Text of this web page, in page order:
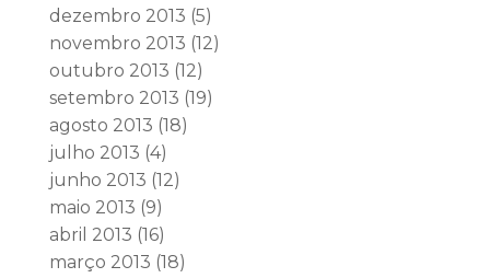
dezembro 2013 (5)
novembro 2013 (12)
outubro 2013 (12)
setembro 2013 (19)
agosto 2013 (18)
julho 2013 (4)
junho 2013 (12)
maio 2013 (9)
abril 2013 (16)
março 2013 (18)